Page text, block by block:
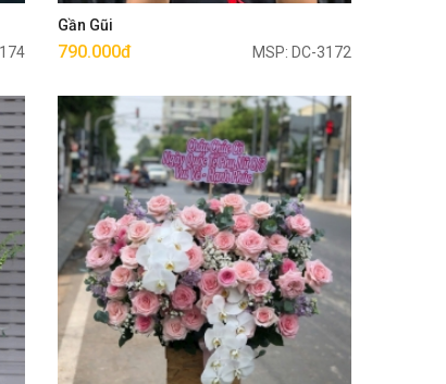
Gần Gũi
790.000đ MSP: DC-3172